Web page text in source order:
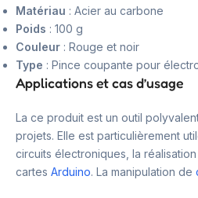
Matériau : Acier au carbone
Poids : 100 g
Couleur : Rouge et noir
Type : Pince coupante pour
Applications et cas d’usage
La ce produit est un outil
projets. Elle est particulièrement
circuits électroniques, la
cartes Arduino. La manipulation de